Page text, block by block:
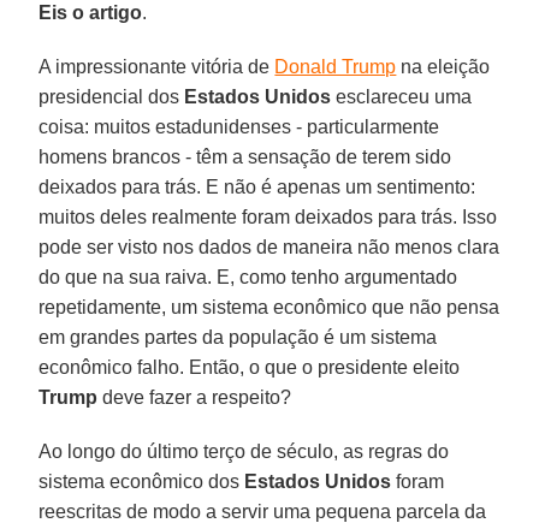
Eis o artigo.
A impressionante vitória de Donald Trump na eleição
presidencial dos Estados Unidos esclareceu uma
coisa: muitos estadunidenses - particularmente
homens brancos - têm a sensação de terem sido
deixados para trás. E não é apenas um sentimento:
muitos deles realmente foram deixados para trás. Isso
pode ser visto nos dados de maneira não menos clara
do que na sua raiva. E, como tenho argumentado
repetidamente, um sistema econômico que não pensa
em grandes partes da população é um sistema
econômico falho. Então, o que o presidente eleito
Trump deve fazer a respeito?
Ao longo do último terço de século, as regras do
sistema econômico dos Estados Unidos foram
reescritas de modo a servir uma pequena parcela da